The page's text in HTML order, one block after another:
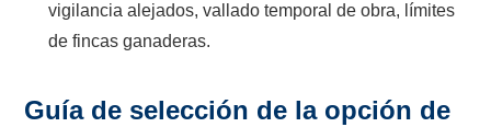
vigilancia alejados, vallado temporal de obra, límites
de fincas ganaderas.
Guía de selección de la opción de